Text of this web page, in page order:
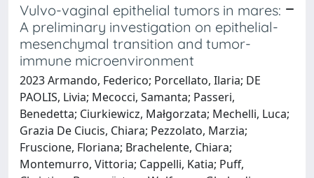
Vulvo-vaginal epithelial tumors in mares:
A preliminary investigation on epithelial-
mesenchymal transition and tumor-
immune microenvironment
2023 Armando, Federico; Porcellato, Ilaria; DE
PAOLIS, Livia; Mecocci, Samanta; Passeri,
Benedetta; Ciurkiewicz, Małgorzata; Mechelli, Luca;
Grazia De Ciucis, Chiara; Pezzolato, Marzia;
Fruscione, Floriana; Brachelente, Chiara;
Montemurro, Vittoria; Cappelli, Katia; Puff,